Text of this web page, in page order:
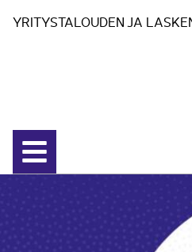
YRITYSTALOUDEN JA
Avaa valikko